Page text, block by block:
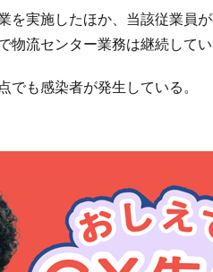
を実施したほか、当該従業員
物流センター業務は継続してい
でも感染者が発生している。